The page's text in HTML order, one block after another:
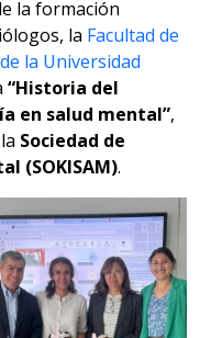
la formación
la Facultad de
la Universidad
“Historia del
en salud mental”,
Sociedad de
(SOKISAM).